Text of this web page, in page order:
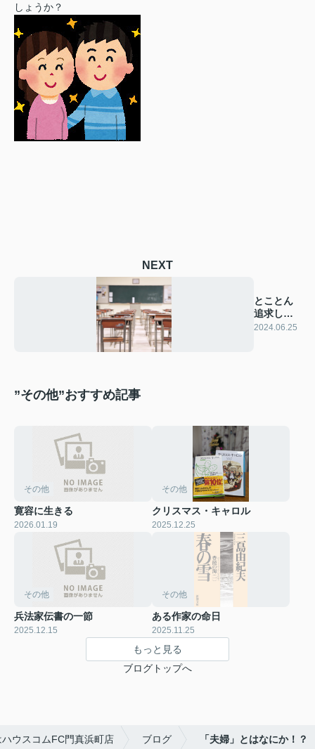
しょうか？
NEXT
とことん
追求した
作品の魅
2024.06.25
”その他”おすすめ記事
その他
寛容に生きる
2026.01.19
その他
クリスマス・キャロル
2025.12.25
その他
兵法家伝書の一節
2025.12.15
その他
ある作家の命日
2025.11.25
もっと見る
ブログトップへ
ウスコムFC門真浜町店 ブログ 「夫婦」とはなにか！？